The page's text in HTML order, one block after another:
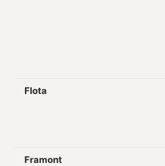
Flota
Framont